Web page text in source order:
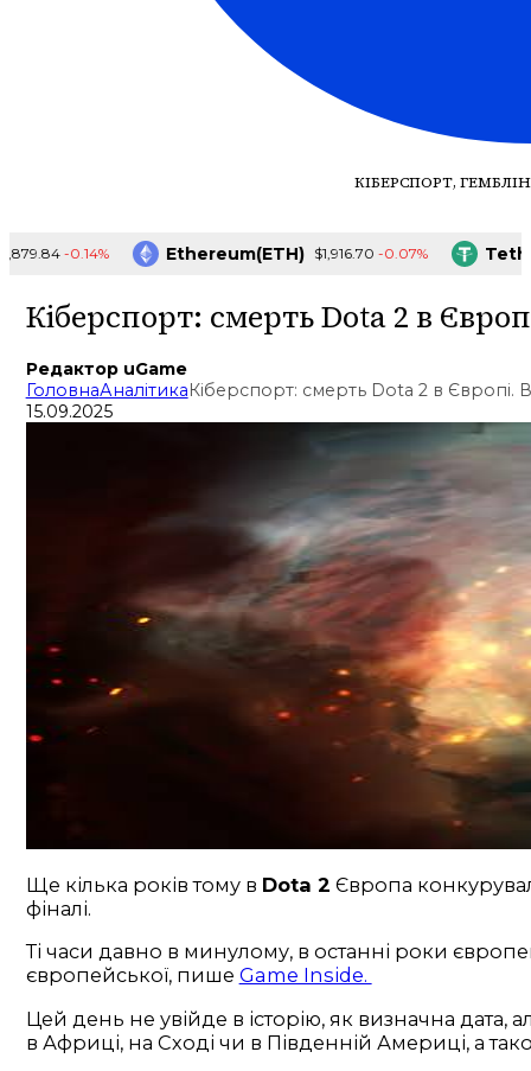
КІБЕРСПОРТ,
-0.14% Ethereum(ETH) $1,916.70 -0.07%
Кіберспорт: смерть Dota 2 в
Редактор uGame
ГоловнаАналітикаКіберспорт: смерть Dota 2 в
15.09.2025
Ще кілька років тому в Dota 2 Європа
фіналі.
Ті часи давно в минулому, в останні роки
європейської, пише Game Inside.
Цей день не увійде в історію, як визначна
в Африці, на Сході чи в Південній Америці, а